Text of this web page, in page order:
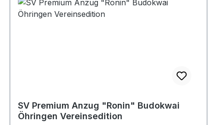
SV Premium Anzug "Ronin" Budokwai
Öhringen Vereinsedition